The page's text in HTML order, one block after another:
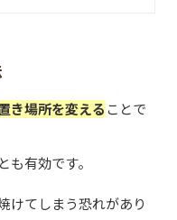
き場所を変える ことで
も有効です。
けてしまう恐れがあり